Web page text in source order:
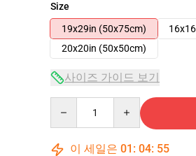
Size
19x29in (50x75cm)
20x20in (50x50cm)
사이즈 가이드 보기
이 세일은 01 : 04: 54